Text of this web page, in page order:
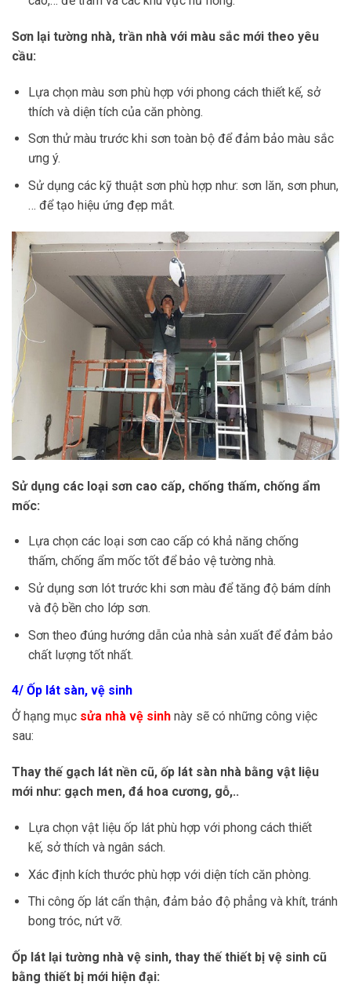
Sơn lại tường nhà, trần nhà với màu sắc mới theo yêu
cầu:
Lựa chọn màu sơn phù hợp với phong cách thiết kế, sở
thích và diện tích của căn phòng.
Sơn thử màu trước khi sơn toàn bộ để đảm bảo màu sắc
ưng ý.
Sử dụng các kỹ thuật sơn phù hợp như: sơn lăn, sơn phun,
… để tạo hiệu ứng đẹp mắt.
Sử dụng các loại sơn cao cấp, chống thấm, chống ẩm
mốc:
Lựa chọn các loại sơn cao cấp có khả năng chống
thấm, chống ẩm mốc tốt để bảo vệ tường nhà.
Sử dụng sơn lót trước khi sơn màu để tăng độ bám dính
và độ bền cho lớp sơn.
Sơn theo đúng hướng dẫn của nhà sản xuất để đảm bảo
chất lượng tốt nhất.
4/ Ốp lát sàn, vệ sinh
Ở hạng mục sửa nhà vệ sinh này sẽ có những công việc
sau:
Thay thế gạch lát nền cũ, ốp lát sàn nhà bằng vật liệu
mới như: gạch men, đá hoa cương, gỗ,..
Lựa chọn vật liệu ốp lát phù hợp với phong cách thiết
kế, sở thích và ngân sách.
Xác định kích thước phù hợp với diện tích căn phòng.
Thi công ốp lát cẩn thận, đảm bảo độ phẳng và khít, tránh
bong tróc, nứt vỡ.
Ốp lát lại tường nhà vệ sinh, thay thế thiết bị vệ sinh cũ
bằng thiết bị mới hiện đại: